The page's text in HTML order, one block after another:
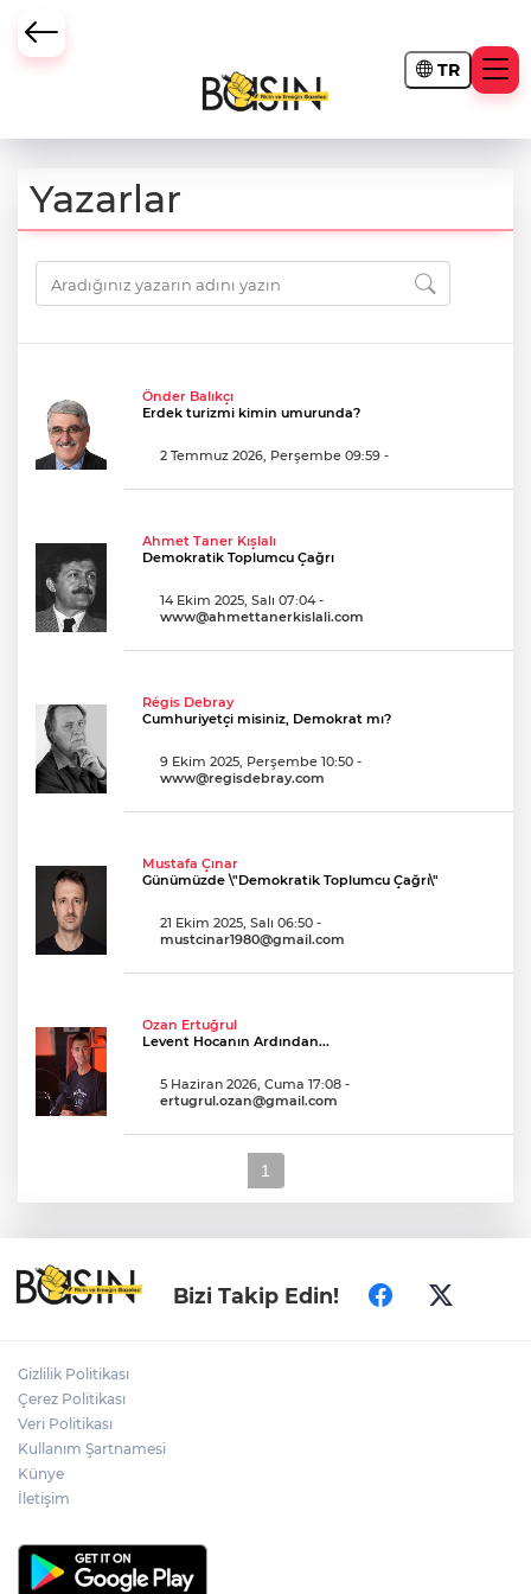
TR
Yazarlar
Önder Balıkçı
Erdek turizmi kimin umurunda?
2 Temmuz 2026, Perşembe 09:59 -
Ahmet Taner Kışlalı
Demokratik Toplumcu Çağrı
14 Ekim 2025, Salı 07:04-
www@ahmettanerkislali.com
Régis Debray
Cumhuriyetçi misiniz, Demokrat mı?
9 Ekim 2025, Perşembe 10:50 -
www@regisdebray.com
Mustafa Çınar
Günümüzde \"Demokratik Toplumcu Çağrı\"
21 Ekim 2025, Salı 06:50 -
mustcinar1980@gmail.com
Ozan Ertuğrul
Levent Hocanın Ardından...
5 Haziran 2026, Cuma 17:08 -
ertugrul.ozan@gmail.com
1
Bizi Takip Edin!
Gizlilik Politikası
Çerez Politikası
Veri Politikası
Kullanım Şartnamesi
Künye
İletişim